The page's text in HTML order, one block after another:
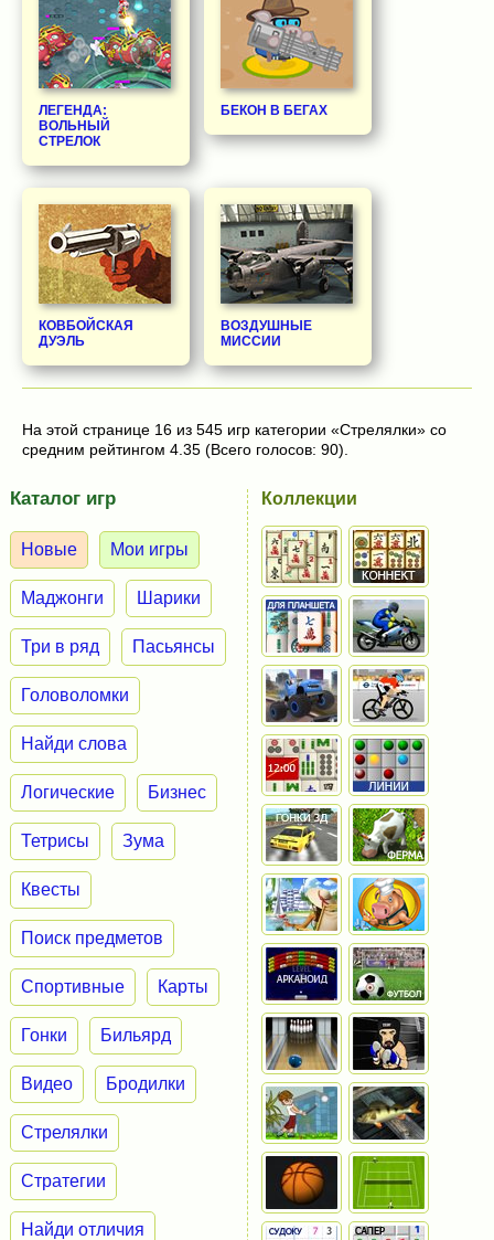
ЛЕГЕНДА:
ВОЛЬНЫЙ
СТРЕЛОК
БЕКОН В БЕГАХ
КОВБОЙСКАЯ
ДУЭЛЬ
ВОЗДУШНЫЕ
МИССИИ
На этой странице 16 из 545 игр категории «Стрелялки» со
средним рейтингом 4.35 (Всего голосов: 90).
Каталог игр
Новые Мои игры
Маджонги Шарики
Три в ряд Пасьянсы
Головоломки
Найди слова
Логические Бизнес
Тетрисы Зума
Квесты
Поиск предметов
Спортивные Карты
Гонки Бильярд
Видео Бродилки
Стрелялки
Стратегии
Найди отличия
Коллекции